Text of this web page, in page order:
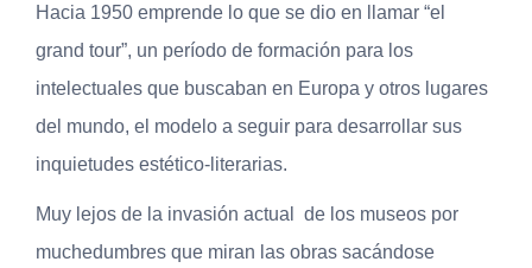
Hacia 1950 emprende lo que se dio en llamar “el
grand tour”, un período de formación para los
intelectuales que buscaban en Europa y otros lugares
del mundo, el modelo a seguir para desarrollar sus
inquietudes estético-literarias.
Muy lejos de la invasión actual de los museos por
muchedumbres que miran las obras sacándose